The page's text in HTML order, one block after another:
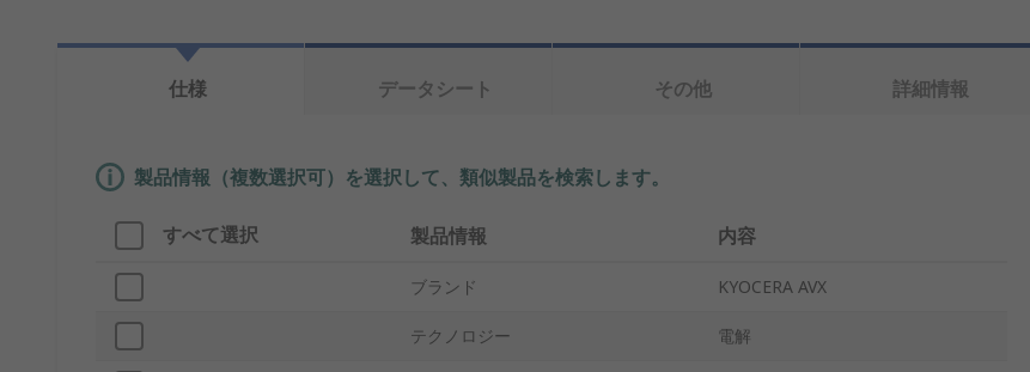
仕様 データシート その他 詳細情報
製品情報（複数選択可）を選択して、類似製品を検索します。
すべて選択 製品情報 内容
ブランド KYOCERA AVX
テクノロジー 電解